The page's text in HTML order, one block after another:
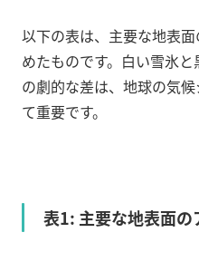
以下の表は、主要な地表
めたものです。白い雪氷
の劇的な差は、地球の気
て重要です。
表1: 主要な地表面の